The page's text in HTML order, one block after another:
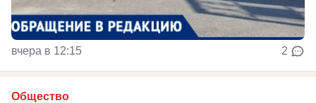
вчера в 12:15 2
Общество